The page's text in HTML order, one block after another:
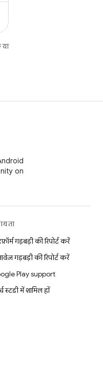
on
गड़बड़ी की रिपोर्ट करें
गड़बड़ी की रिपोर्ट करें
Play support
स्टडी में शामिल हों